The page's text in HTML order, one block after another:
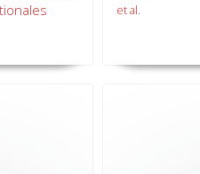
et al.